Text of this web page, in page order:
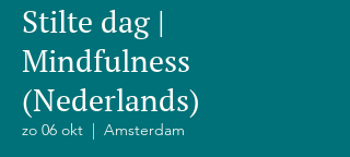
Stilte dag |
Mindfulness
(Nederlands)
zo 06 okt
  |
Amsterdam